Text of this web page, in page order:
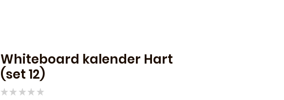
Whiteboard kalender Hart
(set 12)
★ ★ ★ ★ ★